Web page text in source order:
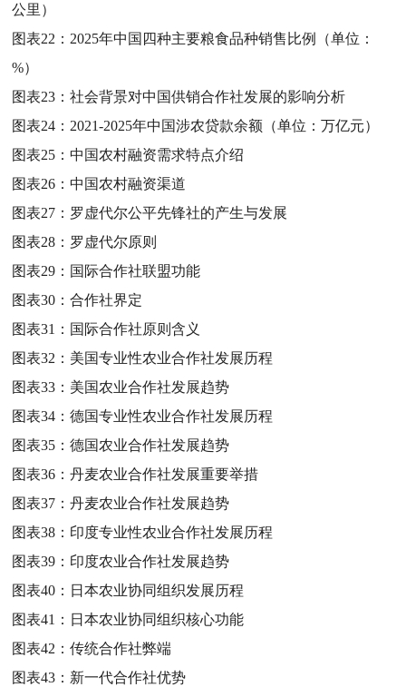
公里）
图表22： 2025年中国四种主要粮食品种销售比例（单位：
%）
图表23：社会背景对中国供销合作社发展的影响分析
图表24： 2021-2025年中国涉农贷款余额（单位：万亿元）
图表25：中国农村融资需求特点介绍
图表26：中国农村融资渠道
图表27： 罗虚代尔公平先锋社的产生与发展
图表28： 罗虚代尔原则
图表29： 国际合作社联盟功能
图表30：合作社界定
图表31： 国际合作社原则含义
图表32： 美国专业性农业合作社发展历程
图表33： 美国农业合作社发展趋势
图表34：德国专业性农业合作社发展历程
图表35：德国农业合作社发展趋势
图表36：丹麦农业合作社发展重要举措
图表37：丹麦农业合作社发展趋势
图表38： 印度专业性农业合作社发展历程
图表39： 印度农业合作社发展趋势
图表40： 日本农业协同组织发展历程
图表41： 日本农业协同组织核心功能
图表42：传统合作社弊端
图表43： 新一代合作社优势